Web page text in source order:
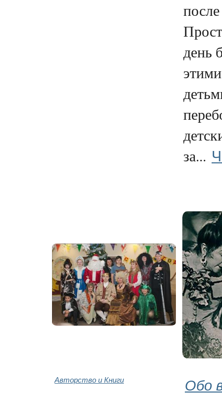
день
за...
Авторство и Книги Обо